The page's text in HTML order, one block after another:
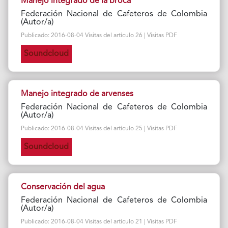
Federación Nacional de Cafeteros de Colombia
(Autor/a)
Publicado: 2016-08-04 Visitas del artículo 26 | Visitas PDF
Soundcloud
Manejo integrado de arvenses
Federación Nacional de Cafeteros de Colombia
(Autor/a)
Publicado: 2016-08-04 Visitas del artículo 25 | Visitas PDF
Soundcloud
Conservación del agua
Federación Nacional de Cafeteros de Colombia
(Autor/a)
Publicado: 2016-08-04 Visitas del artículo 21 | Visitas PDF